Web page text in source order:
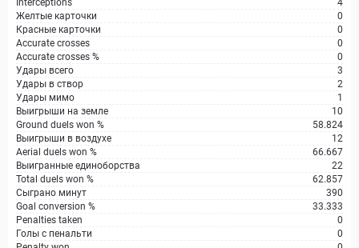
Interceptions
4
Желтые карточки
0
Красные карточки
0
Accurate crosses
0
Accurate crosses %
0
Удары всего
3
Удары в створ
2
Удары мимо
1
Выигрыши на земле
10
Ground duels won %
58.824
Выигрыши в воздухе
12
Aerial duels won %
66.667
Выигранные единоборства
22
Total duels won %
62.857
Сыграно минут
390
Goal conversion %
33.333
Penalties taken
0
Голы с пенальти
0